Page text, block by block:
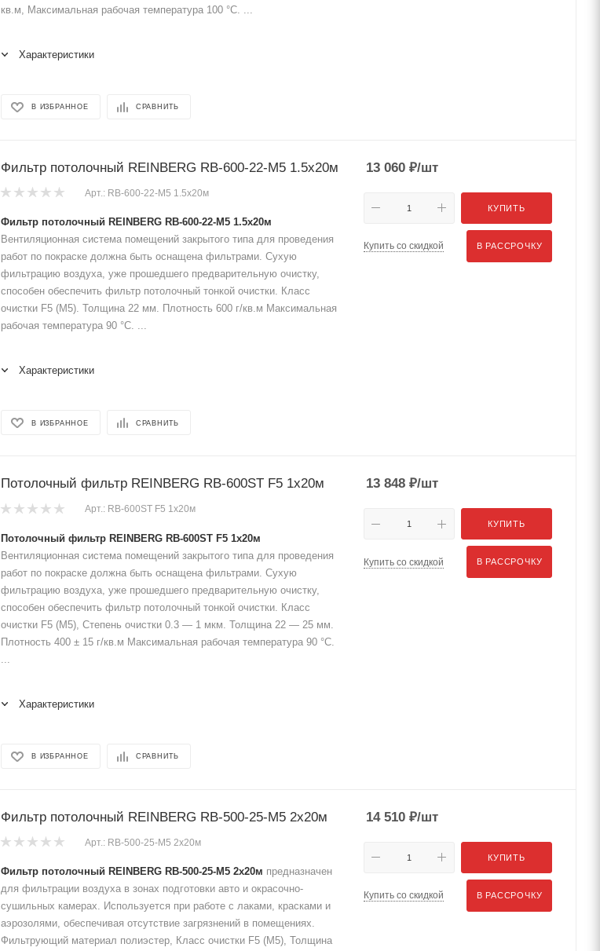
кв.м, Максимальная рабочая температура 100 °C. ...
Характеристики
В ИЗБРАННОЕ СРАВНИТЬ
Фильтр потолочный REINBERG RB-600-22-М5 1.5x20м
Арт.: RB-600-22-М5 1.5x20м
Фильтр потолочный REINBERG RB-600-22-М5 1.5x20м
Вентиляционная система помещений закрытого типа для проведения
работ по покраске должна быть оснащена фильтрами. Сухую
фильтрацию воздуха, уже прошедшего предварительную очистку,
способен обеспечить фильтр потолочный тонкой очистки. Класс
очистки F5 (M5). Толщина 22 мм. Плотность 600 г/кв.м Максимальная
рабочая температура 90 °C. ...
Характеристики
В ИЗБРАННОЕ СРАВНИТЬ
13 060 ₽/шт
КУПИТЬ
Купить со скидкой В РАССРОЧКУ
Потолочный фильтр REINBERG RB-600ST F5 1x20м
Арт.: RB-600ST F5 1x20м
Потолочный фильтр REINBERG RB-600ST F5 1x20м
Вентиляционная система помещений закрытого типа для проведения
работ по покраске должна быть оснащена фильтрами. Сухую
фильтрацию воздуха, уже прошедшего предварительную очистку,
способен обеспечить фильтр потолочный тонкой очистки. Класс
очистки F5 (M5), Степень очистки 0.3 — 1 мкм. Толщина 22 — 25 мм.
Плотность 400 ± 15 г/кв.м Максимальная рабочая температура 90 °C.
Характеристики
В ИЗБРАННОЕ СРАВНИТЬ
13 848 ₽/шт
КУПИТЬ
Купить со скидкой В РАССРОЧКУ
Фильтр потолочный REINBERG RB-500-25-М5 2x20м
Арт.: RB-500-25-М5 2x20м
Фильтр потолочный REINBERG RB-500-25-М5 2x20м предназначен
для фильтрации воздуха в зонах подготовки авто и окрасочно-
сушильных камерах. Используется при работе с лаками, красками и
аэрозолями, обеспечивая отсутствие загрязнений в помещениях.
Фильтрующий материал полиэстер, Класс очистки F5 (M5), Толщина
14 510 ₽/шт
КУПИТЬ
Купить со скидкой В РАССРОЧКУ